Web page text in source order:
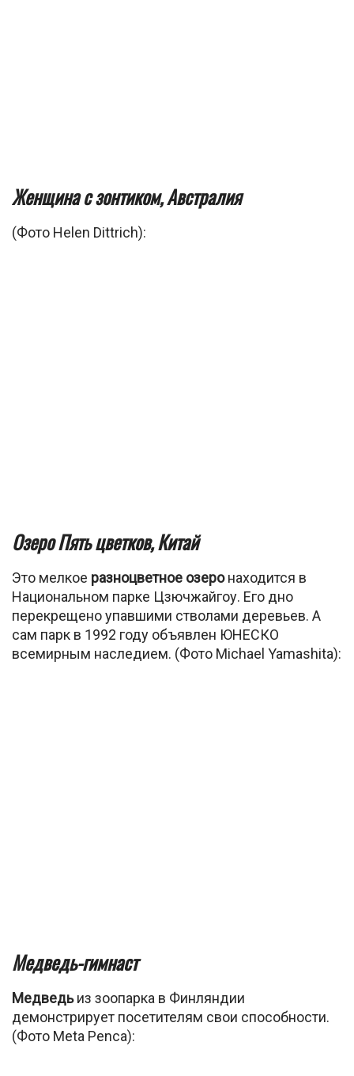
Женщина с зонтиком, Австралия
(Фото Helen Dittrich):
Озеро Пять цветков, Китай
Это мелкое разноцветное озеронаходится в
Национальном парке Цзючжайгоу. Его дно
перекрещено упавшими стволами деревьев. А
сам парк в 1992 году объявлен ЮНЕСКО
всемирным наследием. (Фото Michael Yamashita):
Медведь-гимнаст
Медведьиз зоопарка в Финляндии
демонстрирует посетителям свои способности.
(Фото Meta Penca):